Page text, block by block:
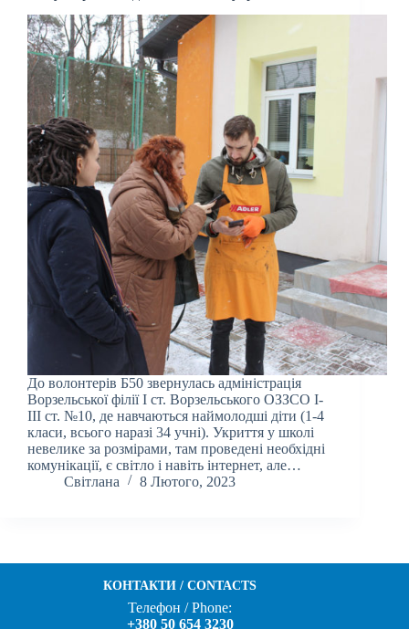
До волонтерів Б50 звернулась адміністрація
Ворзельської філії І ст. Ворзельського ОЗЗСО І-
ІІІ ст. №10, де навчаються наймолодші діти (1-4
класи, всього наразі 34 учні). Укриття у школі
невелике за розмірами, там проведені необхідні
комунікації, є світло і навіть інтернет, але…
Світлана
8 Лютого, 2023
КОНТАКТИ / CONTACTS
Телефон / Phone:
+380 50 654 3230